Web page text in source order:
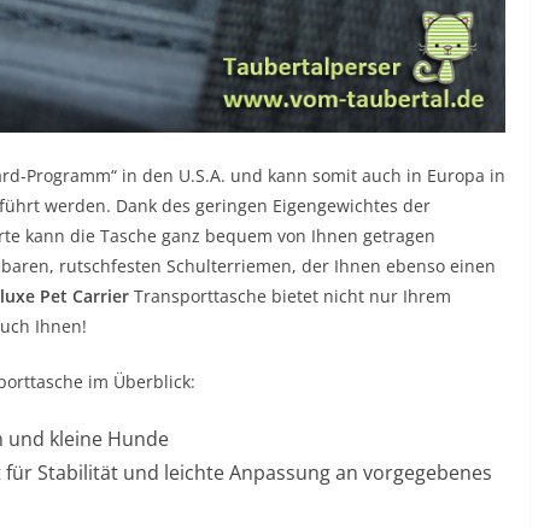
Programm“ in den U.S.A. und kann somit auch in Europa in
werden. Dank des geringen Eigengewichtes der
kann die Tasche ganz bequem von Ihnen getragen
rutschfesten Schulterriemen, der Ihnen ebenso einen
Pet Carrier Transporttasche bietet nicht nur Ihrem
Ihnen!
im Überblick:
und kleine Hunde
Stabilität und leichte Anpassung an vorgegebenes